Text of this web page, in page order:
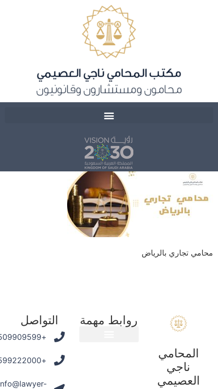
تجاري بالرياض
المحامي
ناجي
العصيمي
روابط مهمة التواصل
+966509909599
+966599222000
info@lawyer-